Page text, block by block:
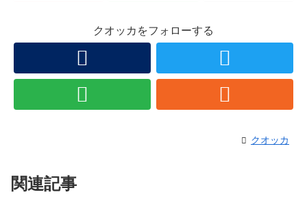
クオッカをフォローする
クオッカ
関連記事